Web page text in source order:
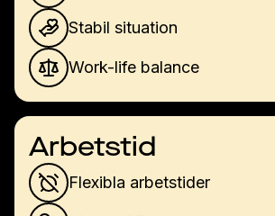
Stabil situation
Work-life balance
Arbetstid
Flexibla arbetstider